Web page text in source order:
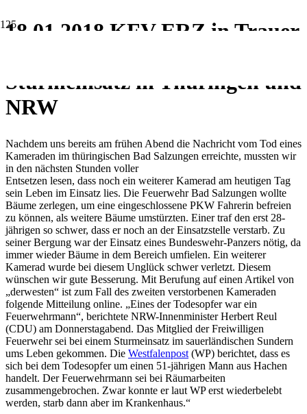
18.01.2018 KFV ERZ in Trauer
Sturmeinsatz in Thüringen und
NRW
Nachdem uns bereits am frühen Abend die Nachricht vom Tod eines
Kameraden im thüringischen Bad Salzungen erreichte, mussten wir
in den nächsten Stunden voller
Entsetzen lesen, dass noch ein weiterer Kamerad am heutigen Tag
sein Leben im Einsatz lies. Die Feuerwehr Bad Salzungen wollte
Bäume zerlegen, um eine eingeschlossene PKW Fahrerin befreien
zu können, als weitere Bäume umstürzten. Einer traf den erst 28-
jährigen so schwer, dass er noch an der Einsatzstelle verstarb. Zu
seiner Bergung war der Einsatz eines Bundeswehr-Panzers nötig, da
immer wieder Bäume in dem Bereich umfielen. Ein weiterer
Kamerad wurde bei diesem Unglück schwer verletzt. Diesem
wünschen wir gute Besserung. Mit Berufung auf einen Artikel von
„derwesten“ ist zum Fall des zweiten verstorbenen Kameraden
folgende Mitteilung online. „Eines der Todesopfer war ein
Feuerwehrmann“, berichtete NRW-Innenminister Herbert Reul
(CDU) am Donnerstagabend. Das Mitglied der Freiwilligen
Feuerwehr sei bei einem Sturmeinsatz im sauerländischen Sundern
ums Leben gekommen. Die Westfalenpost (WP) berichtet, dass es
sich bei dem Todesopfer um einen 51-jährigen Mann aus Hachen
handelt. Der Feuerwehrmann sei bei Räumarbeiten
zusammengebrochen. Zwar konnte er laut WP erst wiederbelebt
werden, starb dann aber im Krankenhaus.“